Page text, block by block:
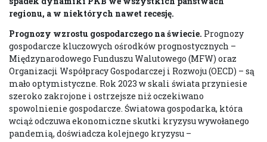
regionu, a w niektórych nawet recesję.
Prognozy wzrostu gospodarczego na świecie. Prognozy
gospodarcze kluczowych ośrodków prognostycznych –
Międzynarodowego Funduszu Walutowego (MFW) oraz
Organizacji Współpracy Gospodarczej i Rozwoju (OECD) – są
mało optymistyczne. Rok 2023 w skali świata przyniesie
szeroko zakrojone i ostrzejsze niż oczekiwano
spowolnienie gospodarcze. Światowa gospodarka, która
wciąż odczuwa ekonomiczne skutki kryzysu wywołanego
pandemią, doświadcza kolejnego kryzysu –